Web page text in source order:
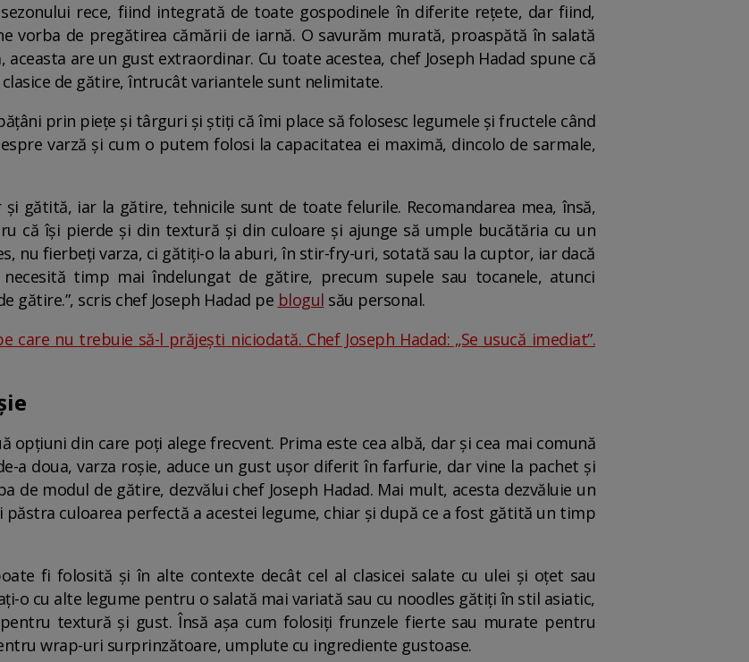
rece, fiind integrată de toate gospodinele în diferite rețete, dar fiind,
vorba de pregătirea cămării de iarnă. O savurăm murată, proaspătă în salată
are un gust extraordinar. Cu toate acestea, chef Joseph Hadad spune că
de gătire, întrucât variantele sunt nelimitate.
prin piețe și târguri și știți că îmi place să folosesc legumele și fructele când
varză și cum o putem folosi la capacitatea ei maximă, dincolo de sarmale,
gătită, iar la gătire, tehnicile sunt de toate felurile. Recomandarea mea, însă,
că își pierde și din textură și din culoare și ajunge să umple bucătăria cu un
nu fierbeți varza, ci gătiți-o la aburi, în stir-fry-uri, sotată sau la cuptor, iar dacă
timp mai îndelungat de gătire, precum supele sau tocanele, atunci
gătire.”, scris chef Joseph Hadad pe blogul său personal.
care nu trebuie să-l prăjești niciodată. Chef Joseph Hadad: „Se usucă imediat”.
opțiuni din care poți alege frecvent. Prima este cea albă, dar și cea mai comună
a doua, varza roșie, aduce un gust ușor diferit în farfurie, dar vine la pachet și
de modul de gătire, dezvălui chef Joseph Hadad. Mai mult, acesta dezvăluie un
culoarea perfectă a acestei legume, chiar și după ce a fost gătită un timp
fi folosită și în alte contexte decât cel al clasicei salate cu ulei și oțet sau
o cu alte legume pentru o salată mai variată sau cu noodles gătiți în stil asiatic,
textură și gust. Însă așa cum folosiți frunzele fierte sau murate pentru
wrap-uri surprinzătoare, umplute cu ingrediente gustoase.